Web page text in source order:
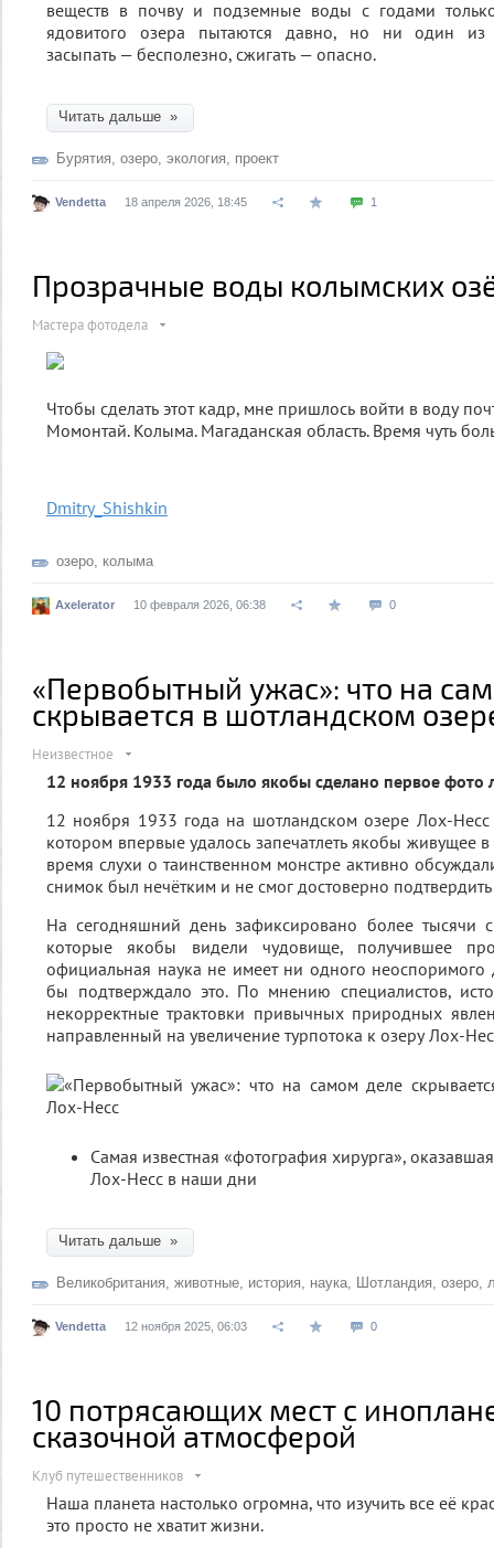
веществ в почву и подземные воды с годами только
ядовитого озера пытаются давно, но ни один из
засыпать — бесполезно, сжигать — опасно.
Читать дальше »
Бурятия, озеро, экология, проект
Vendetta 18 апреля 2026, 18:45 1
Прозрачные воды колымских
Мастера фотодела
Чтобы сделать этот кадр, мне пришлось войти в воду
Момонтай. Колыма. Магаданская область. Время чуть
Dmitry_Shishkin
озеро, колыма
Axelerator 10 февраля 2026, 06:38 0
«Первобытный ужас»: что на
скрывается в шотландском
Неизвестное
12 ноября 1933 года было якобы сделано первое фото
12 ноября 1933 года на шотландском озере Лох-
котором впервые удалось запечатлеть якобы живущее
время слухи о таинственном монстре активно
снимок был нечётким и не смог достоверно
На сегодняшний день зафиксировано более тысячи
которые якобы видели чудовище, получившее
официальная наука не имеет ни одного неоспоримого
бы подтверждало это. По мнению специалистов,
некорректные трактовки привычных природных
направленный на увеличение турпотока к озеру Лох-
Самая известная «фотография хирурга»,
Лох-Несс в наши дни
Читать дальше »
Великобритания, животные, история, наука, Шотландия, озеро,
Vendetta 12 ноября 2025, 06:03 0
10 потрясающих мест с
сказочной атмосферой
Клуб путешественников
Наша планета настолько огромна, что изучить все её
это просто не хватит жизни.